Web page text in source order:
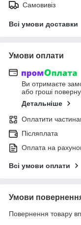
Самовивіз
Всі умови доставки
Умови оплати
Ви отримаєте
або гроші
Детальніше
Оплатити
Післяплата
Оплата на
Всі умови оплати
Умови
Повернення товару